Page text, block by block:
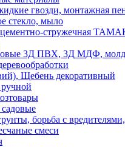
гвозди, монтажная
стекло, мыло
стружечная
3Д ПВХ, 3Д МДФ,
Щебень декоративный
борьба с
смеси